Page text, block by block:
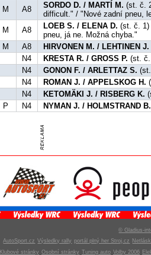
M A8 SORDO D. / MARTÍ M. (st. č.
difficult." / "Nové zadní pneu,
M A8 LOEB S. / ELENA D. (st. č. 1)
pneu, já ne. Možná chyba."
M A8 HIRVONEN M. / LEHTINEN J.
N4 KRESTA R. / GROSS P. (st.
N4 GONON F. / ARLETTAZ S.
N4 ROMAN J. / APPELSKOG H.
N4 KETOMÄKI J. / RISBERG K.
P N4 NYMAN J. / HOLMSTRAND B.
© Gladius-
AutoSport.cz Výsledky rally portál plný her Stroj.cz
Klubové stránky Osobní stránky Tuning auto Volby 2006